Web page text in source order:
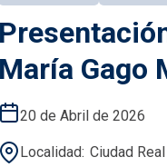
María Gago
20 de Abril de 2026
Localidad Ciudad